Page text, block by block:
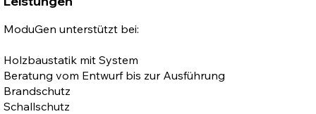
ModuGen unterstützt bei:
Holzbaustatik mit System
Beratung vom Entwurf bis zur Ausführung
Brandschutz
Schallschutz